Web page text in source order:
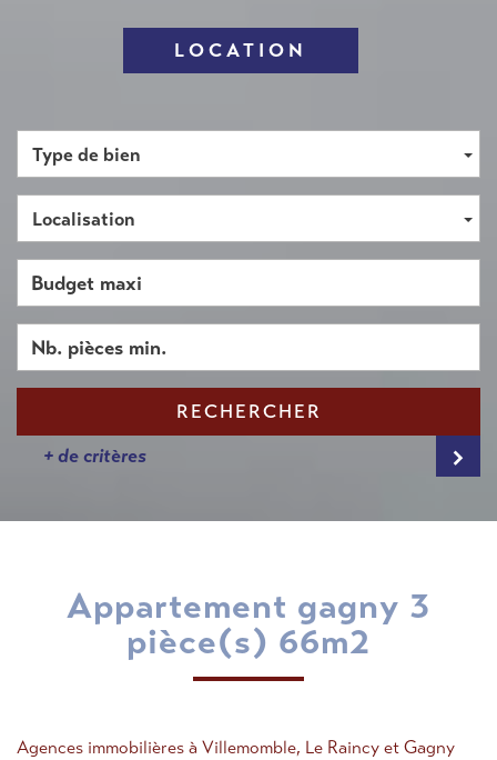
LOCATION
Type de bien
Localisation
RECHERCHER
+ de critères
appartement gagny 3
pièce(s) 66m2
Agences immobilières à Villemomble, Le Raincy et Gagny